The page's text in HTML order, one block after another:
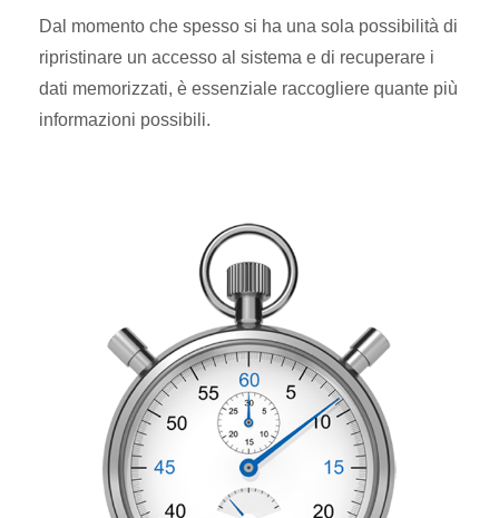
Dal momento che spesso si ha una sola possibilità di
ripristinare un accesso al sistema e di recuperare i
dati memorizzati, è essenziale raccogliere quante più
informazioni possibili.